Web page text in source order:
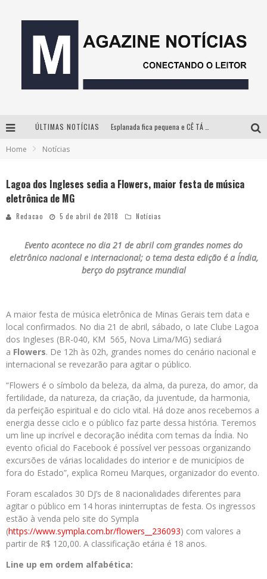
ÚLTIMAS NOTÍCIAS
Home Notícias
Lagoa dos Ingleses sedia a Flowers, maior festa de música
eletrônica de MG
Redacao 5 de abril de 2018 Notícias
Evento acontece no dia 21 de abril com grandes nomes do
eletrônico nacional e internacional; o tema desta edição é a Índia,
berço do psytrance mundial
A maior festa de música eletrônica de Minas Gerais tem data e
local confirmados. No dia 21 de abril, sábado, o Iate Clube Lagoa
dos Ingleses (BR-040, KM 565, Nova Lima/MG) sediará
a Flowers. De 12h às 02h, grandes nomes do cenário nacional e
internacional se revezarão para agitar o público.
“Flowers é o símbolo da beleza, da alma, da pureza, do amor, da
fertilidade, da natureza, da criação, da juventude, da harmonia,
da perfeição espiritual e do ciclo vital. Há doze anos recebemos a
energia desse ciclo e o público faz parte dessa história. Teremos
um line up incrível e decoração inédita com temas da Índia. No
evento oficial do Facebook é possível ver pessoas organizando
excursões de várias localidades do interior e de municípios de
fora do Estado”, explica Romeu Marques, organizador do evento.
Foram escalados 30 DJ’s de 8 nacionalidades diferentes para
agitar o público em 14 horas ininterruptas de festa. Os ingressos
estão à venda pelo site do Sympla
(https://www.sympla.com.br/flowers__236093) com valores a
partir de R$ 120,00. A classificação etária é 18 anos.
Line up em ordem alfabética: